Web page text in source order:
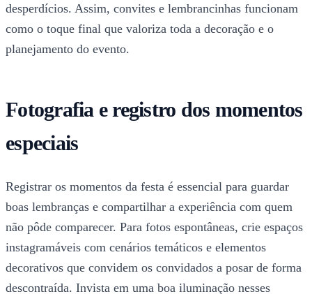
desperdícios. Assim, convites e lembrancinhas funcionam
como o toque final que valoriza toda a decoração e o
planejamento do evento.
Fotografia e registro dos momentos
especiais
Registrar os momentos da festa é essencial para guardar
boas lembranças e compartilhar a experiência com quem
não pôde comparecer. Para fotos espontâneas, crie espaços
instagramáveis com cenários temáticos e elementos
decorativos que convidem os convidados a posar de forma
descontraída. Invista em uma boa iluminação nesses